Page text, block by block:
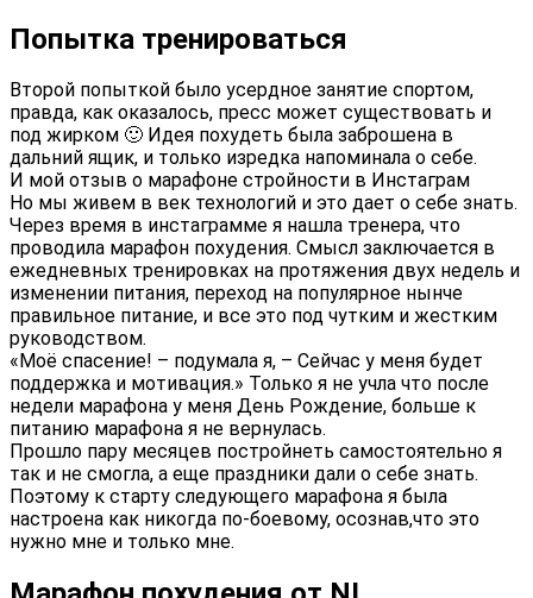
Попытка тренироваться
Второй попыткой было усердное занятие спортом,
правда, как оказалось, пресс может существовать и
под жирком 🙂 Идея похудеть была заброшена в
дальний ящик, и только изредка напоминала о себе.
И мой отзыв о марафоне стройности в Инстаграм
Но мы живем в век технологий и это дает о себе знать.
Через время в инстаграмме я нашла тренера, что
проводила марафон похудения. Смысл заключается в
ежедневных тренировках на протяжения двух недель и
изменении питания, переход на популярное нынче
правильное питание, и все это под чутким и жестким
руководством.
«Моё спасение! – подумала я, – Сейчас у меня будет
поддержка и мотивация.» Только я не учла что после
недели марафона у меня День Рождение, больше к
питанию марафона я не вернулась.
Прошло пару месяцев постройнеть самостоятельно я
так и не смогла, а еще праздники дали о себе знать.
Поэтому к старту следующего марафона я была
настроена как никогда по-боевому, осознав,что это
нужно мне и только мне.